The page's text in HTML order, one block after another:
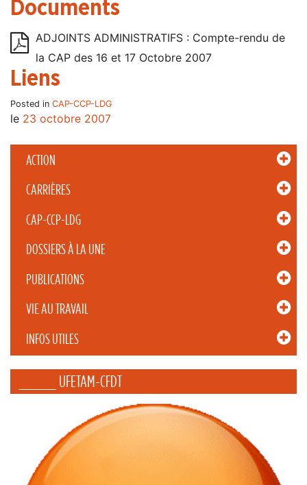
ACTION
CARRIÈRES
CAP-CCP-LDG
DOSSIERS À LA UNE
PUBLICATIONS
VIE AU TRAVAIL
INFOS UTILES
_____ UFETAM-CFDT
Documents
ADJOINTS ADMINISTRATIFS : Compte-rendu de
la CAP des 16 et 17 Octobre 2007
Liens
Posted in CAP-CCP-LDG
le 23 octobre 2007